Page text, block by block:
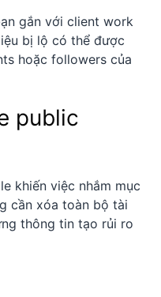
gắn với client work
bị lộ có thể được
hoặc followers của
public
khiến việc nhắm mục
cần xóa toàn bộ tài
thông tin tạo rủi ro